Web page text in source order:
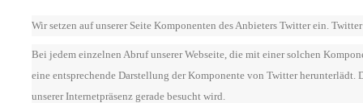
Wir setzen auf unserer Seite Komponenten des Anbieters Twitter ein.
Bei jedem einzelnen Abruf unserer Webseite, die mit einer solchen
eine entsprechende Darstellung der Komponente von Twitter
unserer Internetpräsenz gerade besucht wird.